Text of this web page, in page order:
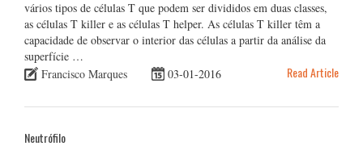
vários tipos de células T que podem ser divididos em duas classes,
as células T killer e as células T helper. As células T killer têm a
capacidade de observar o interior das células a partir da análise da
superfície …
Francisco Marques
03-01-2016 Read Article
Neutrófilo